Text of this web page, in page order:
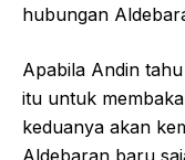
hubungan
Apabila Andin
itu untuk
keduanya akan